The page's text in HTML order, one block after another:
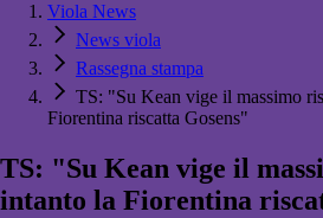
Viola News
News viola
Rassegna stampa
TS: "Su Kean vige il massimo
Fiorentina riscatta Gosens"
TS: "Su Kean vige il
intanto la Fiorentina